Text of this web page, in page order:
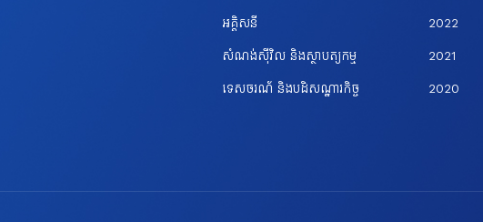
អគ្គិសនី
សំណង់ស៊ីវិល និងស្ថាបត្យកម្ម
ទេសចរណ័ និងបដិសណ្ឋារកិច្ច
2022
2021
2020